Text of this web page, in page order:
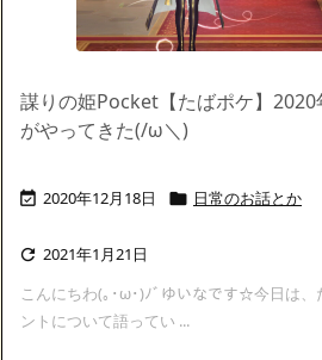
謀りの姫Pocket【たばポケ】2020
がやってきた(/ω＼)
 2020年12月18日  日常のお話とか
 2021年1月21日
こんにちわ(｡･ω･)ﾉﾞゆいなです☆今日は、
ントについて語ってい ...